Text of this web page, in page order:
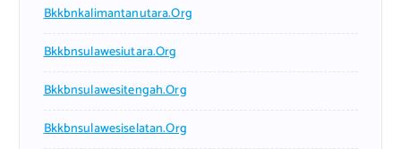
Bkkbnkalimantanutara.org
Bkkbnsulawesiutara.org
Bkkbnsulawesitengah.org
Bkkbnsulawesiselatan.org